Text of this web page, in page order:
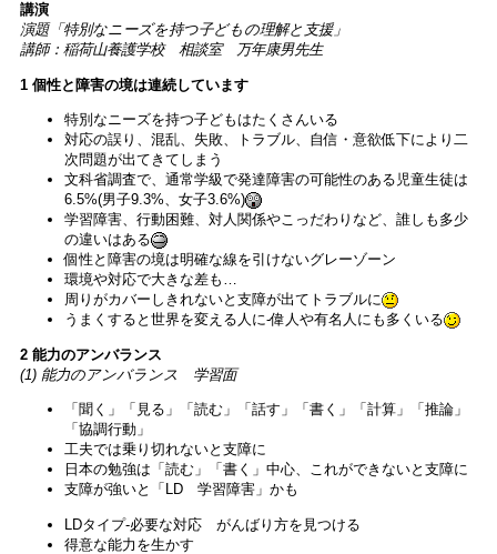
講演
演題「特別なニーズを持つ子どもの理解と支援」
講師：稲荷山養護学校 相談室 万年康男先生
1 個性と障害の境は連続しています
特別なニーズを持つ子どもはたくさんいる
対応の誤り、混乱、失敗、トラブル、自信・意欲低下により二
次問題が出てきてしまう
文科省調査で、通常学級で発達障害の可能性のある児童生徒は
6.5%(男子9.3%、女子3.6%)
学習障害、行動困難、対人関係やこっだわりなど、誰しも多少
の違いはある
個性と障害の境は明確な線を引けないグレーゾーン
環境や対応で大きな差も…
周りがカバーしきれないと支障が出てトラブルに
うまくすると世界を変える人に-偉人や有名人にも多くいる
2 能力のアンバランス
(1) 能力のアンバランス 学習面
「聞く」「見る」「読む」「話す」「書く」「計算」「推論」
「協調行動」
工夫では乗り切れないと支障に
日本の勉強は「読む」「書く」中心、これができないと支障に
支障が強いと「LD 学習障害」かも
LDタイプ-必要な対応 がんばり方を見つける
得意な能力を生かす